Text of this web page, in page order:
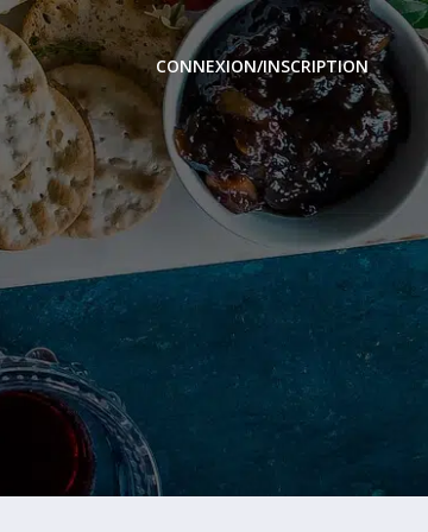
CONNEXION/INSCRIPTION